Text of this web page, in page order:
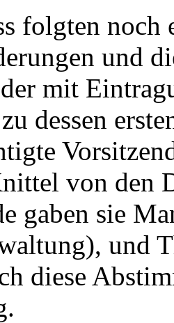
folgten noch
und
mit
dessen
von den
gaben sie
und
diese